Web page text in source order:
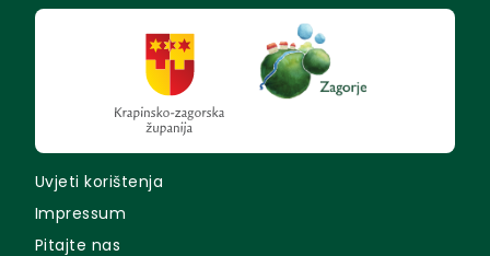
Uvjeti korištenja
Impressum
Pitajte nas